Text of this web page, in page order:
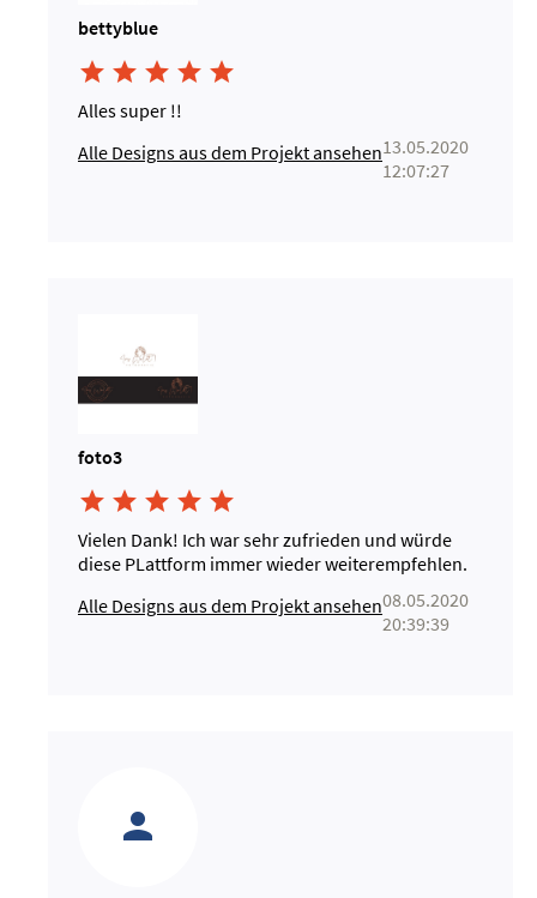
bettyblue
    
Alles super !!
Alle Designs aus dem Projekt ansehen13.05.2020
12:07:27
foto3
    
Vielen Dank! Ich war sehr zufrieden und würde
diese PLattform immer wieder weiterempfehlen.
Alle Designs aus dem Projekt ansehen08.05.2020
20:39:39